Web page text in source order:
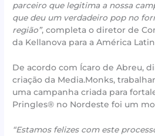
parceiro que legitima a nossa
que deu um verdadeiro pop no
região”, completa o diretor de
da Kellanova para a América
De acordo com Ícaro de Abreu,
criação da Media.Monks,
uma campanha criada para
Pringles® no Nordeste foi um
“Estamos felizes com este